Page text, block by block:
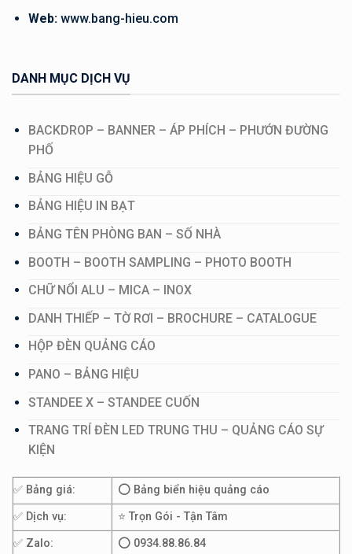
Web:www.bang-hieu.com
DANH MỤC DỊCH VỤ
BACKDROP – BANNER – ÁP PHÍCH – PHƯỚN ĐƯỜNG
PHỐ
BẢNG HIỆU GỖ
BẢNG HIỆU IN BẠT
BẢNG TÊN PHÒNG BAN – SỐ NHÀ
BOOTH – BOOTH SAMPLING – PHOTO BOOTH
CHỮ NỔI ALU – MICA – INOX
DANH THIẾP – TỜ RƠI – BROCHURE – CATALOGUE
HỘP ĐÈN QUẢNG CÁO
PANO – BẢNG HIỆU
STANDEE X – STANDEE CUỐN
TRANG TRÍ ĐÈN LED TRUNG THU – QUẢNG CÁO SỰ
KIỆN
✅ Bảng giá:
⭕ Bảng biển hiệu quảng cáo
✅ Dịch vụ:
⭐ Trọn Gói - Tận Tâm
✅ Zalo:
⭕ 0934.88.86.84